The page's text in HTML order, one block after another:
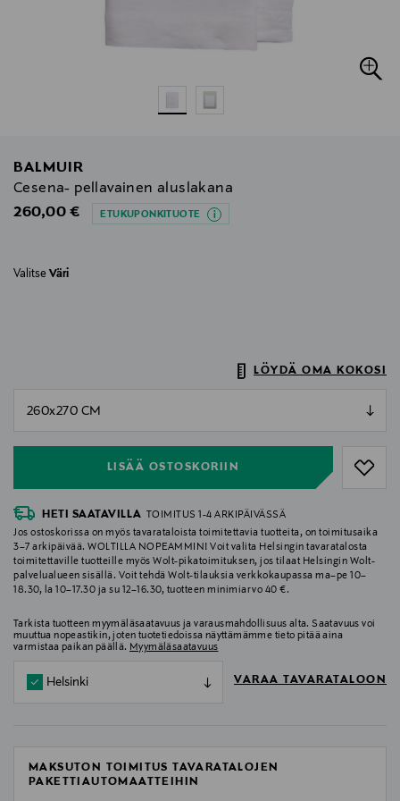
BALMUIR
Cesena- pellavainen aluslakana
Original Price
260,00 € ETUKUPONKITUOTE
Valitse Väri
LÖYDÄ OMA KOKOSI
LISÄÄ OSTOSKORIIN
null
HETI SAATAVILLA
TOIMITUS 1-4 ARKIPÄIVÄSSÄ
Jos ostoskorissa on myös tavarataloista toimitettavia tuotteita, on toimitusaika
3–7 arkipäivää. WOLTILLA NOPEAMMIN! Voit valita Helsingin tavaratalosta
toimitettaville tuotteille myös Wolt-pikatoimituksen, jos tilaat Helsingin Wolt-
palvelualueen sisällä. Voit tehdä Wolt-tilauksia verkkokaupassa ma–pe 10–
18.30, la 10–17.30 ja su 12–16.30, tuotteen minimiarvo 40 €.
Tarkista tuotteen myymäläsaatavuus ja varausmahdollisuus alta. Saatavuus voi
muuttua nopeastikin, joten tuotetiedoissa näyttämämme tieto pitää aina
varmistaa paikan päällä. Myymäläsaatavuus
Helsinki VARAA TAVARATALOON
MAKSUTON TOIMITUS TAVARATALOJEN
PAKETTIAUTOMAATTEIHIN